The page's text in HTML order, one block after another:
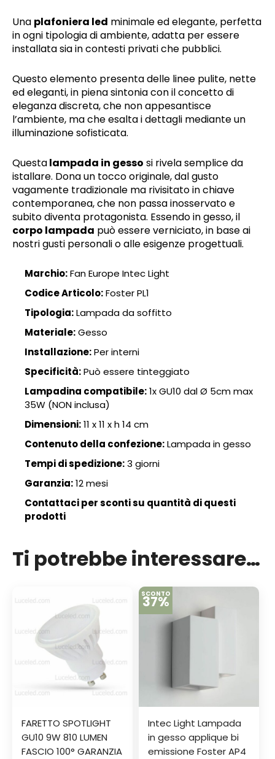
Una plafoniera led minimale ed elegante, perfetta
in ogni tipologia di ambiente, adatta per essere
installata sia in contesti privati che pubblici.
Questo elemento presenta delle linee pulite, nette
ed eleganti, in piena sintonia con il concetto di
eleganza discreta, che non appesantisce
l’ambiente, ma che esalta i dettagli mediante un
illuminazione sofisticata.
Questalampada in gesso si rivela semplice da
istallare. Dona un tocco originale, dal gusto
vagamente tradizionale ma rivisitato in chiave
contemporanea, che non passa inosservato e
subito diventa protagonista. Essendo in gesso, il
corpo lampada può essere verniciato, in base ai
nostri gusti personali o alle esigenze progettuali.
Marchio:Fan Europe Intec Light
Codice Articolo:Foster PL1
Tipologia:Lampada da soffitto
Materiale:Gesso
Installazione:Per interni
Specificità:Può essere tinteggiato
Lampadina compatibile:1x GU10 dal Ø 5cm max
35W (NON inclusa)
Dimensioni:11 x 11 x h 14 cm
Contenuto della confezione:Lampada in gesso
Tempi di spedizione:3 giorni
Garanzia:12 mesi
Contattaci per sconti su quantità di questi
prodotti
Ti potrebbe interessare…
FARETTO SPOTLIGHT
GU10 9W 810 LUMEN
FASCIO 100° GARANZIA
SCONTO
37%
Intec Light Lampada
in gesso applique bi
emissione Foster AP4